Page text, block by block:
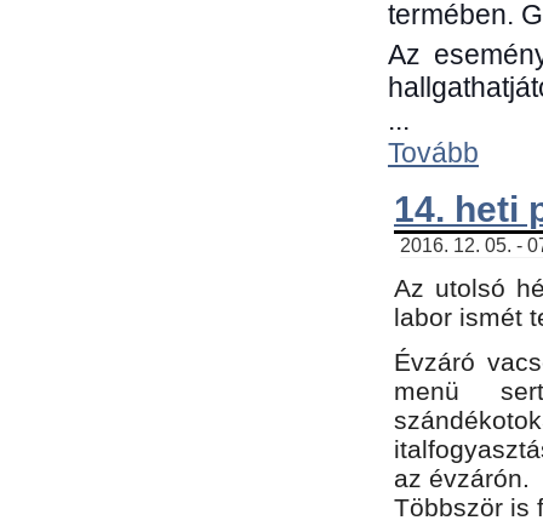
termében.
Az
...
Tovább
14. heti
2016. 12. 05. -
Az utolsó
labor ismét
Évzáró
menü
az évzárón.
Többször is